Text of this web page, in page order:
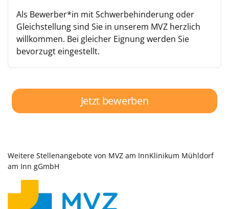
Als Bewerber*in mit Schwerbehinderung oder
Gleichstellung sind Sie in unserem MVZ herzlich
willkommen. Bei gleicher Eignung werden Sie
bevorzugt eingestellt.
Jetzt bewerben
Weitere Stellenangebote von MVZ am InnKlinikum Mühldorf
am Inn gGmbH